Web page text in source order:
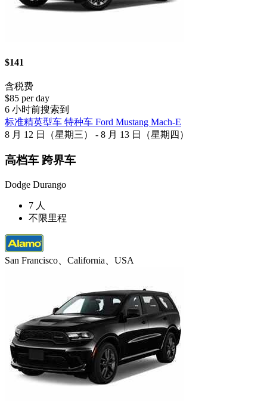
$141
含税费
$85 per day
6 小时前搜索到
标准精英型车 特种车 Ford Mustang Mach-E
8 月 12 日（星期三） - 8 月 13 日（星期四）
高档车 跨界车
Dodge Durango
7 人
不限里程
San Francisco、California、USA